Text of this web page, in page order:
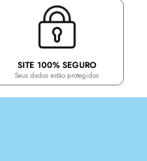
SITE 100% SEGURO
Seus dados estão protegidos